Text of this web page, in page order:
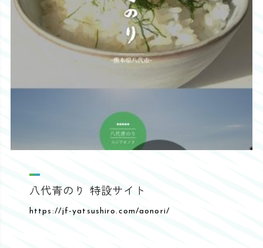
八代青のり 特設サイト
https://jf-yatsushiro.com/aonori/